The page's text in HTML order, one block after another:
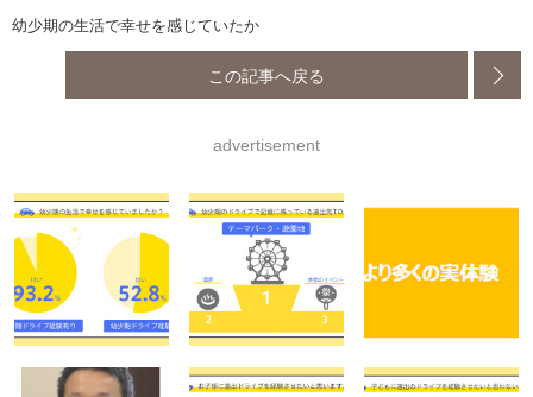
幼少期の生活で幸せを感じていたか
この記事へ戻る
advertisement